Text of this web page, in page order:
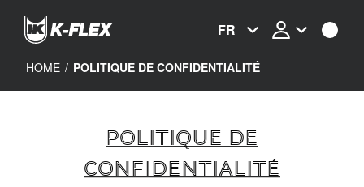
content
FR
HOME / POLITIQUE DE CONFIDENTIALITÉ
POLITIQUE DE
CONFIDENTIALITÉ